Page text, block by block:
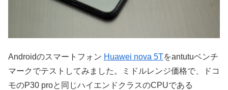
Androidのスマートフォン Huawei nova 5Tをantutuベンチ
マークでテストしてみました。ミドルレンジ価格で、ドコ
モのP30 proと同じハイエンドクラスのCPUである